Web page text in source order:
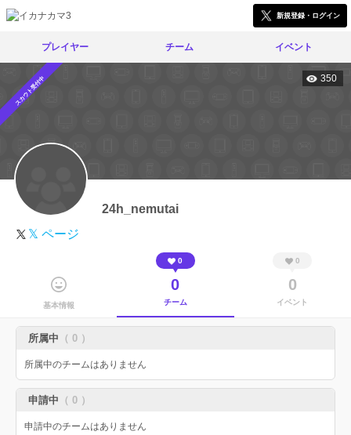
新規登録・ログイン
プレイヤー チーム イベント
スカウト受付中 350
24h_nemutai
𝕏 ページ
基本情報
0
0
チーム
0
0
イベント
所属中 （ 0 ）
所属中のチームはありません
申請中 （ 0 ）
申請中のチームはありません